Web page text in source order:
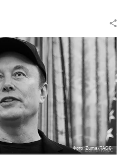
Фото: Zuma/ТАСС